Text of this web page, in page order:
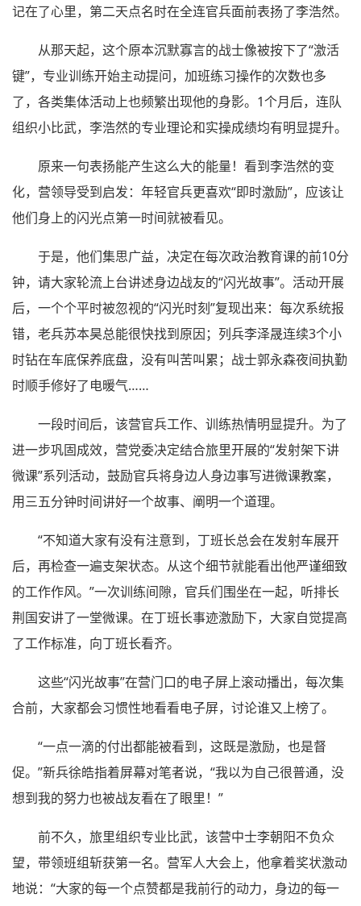
记在了心里，第二天点名时在全连官兵面前表扬了李浩然。
从那天起，这个原本沉默寡言的战士像被按下了“激活
键”，专业训练开始主动提问，加班练习操作的次数也多
了，各类集体活动上也频繁出现他的身影。1个月后，连队
组织小比武，李浩然的专业理论和实操成绩均有明显提升。
原来一句表扬能产生这么大的能量！看到李浩然的变
化，营领导受到启发：年轻官兵更喜欢“即时激励”，应该让
他们身上的闪光点第一时间就被看见。
于是，他们集思广益，决定在每次政治教育课的前10分
钟，请大家轮流上台讲述身边战友的“闪光故事”。活动开展
后，一个个平时被忽视的“闪光时刻”复现出来：每次系统报
错，老兵苏本昊总能很快找到原因；列兵李泽晟连续3个小
时钻在车底保养底盘，没有叫苦叫累；战士郭永森夜间执勤
时顺手修好了电暖气……
一段时间后，该营官兵工作、训练热情明显提升。为了
进一步巩固成效，营党委决定结合旅里开展的“发射架下讲
微课”系列活动，鼓励官兵将身边人身边事写进微课教案，
用三五分钟时间讲好一个故事、阐明一个道理。
“不知道大家有没有注意到，丁班长总会在发射车展开
后，再检查一遍支架状态。从这个细节就能看出他严谨细致
的工作作风。”一次训练间隙，官兵们围坐在一起，听排长
荆国安讲了一堂微课。在丁班长事迹激励下，大家自觉提高
了工作标准，向丁班长看齐。
这些“闪光故事”在营门口的电子屏上滚动播出，每次集
合前，大家都会习惯性地看看电子屏，讨论谁又上榜了。
“一点一滴的付出都能被看到，这既是激励，也是督
促。”新兵徐皓指着屏幕对笔者说，“我以为自己很普通，没
想到我的努力也被战友看在了眼里！”
前不久，旅里组织专业比武，该营中士李朝阳不负众
望，带领班组斩获第一名。营军人大会上，他拿着奖状激动
地说：“大家的每一个点赞都是我前行的动力，身边的每一